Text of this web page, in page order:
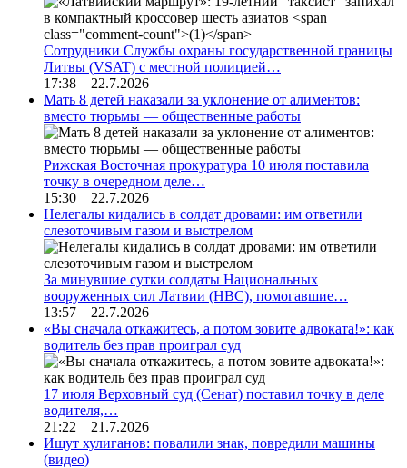
Сотрудники Службы охраны государственной границы
Литвы (VSAT) с местной полицией…
17:38 22.7.2026
Мать 8 детей наказали за уклонение от алиментов:
вместо тюрьмы — общественные работы
Рижская Восточная прокуратура 10 июля поставила
точку в очередном деле…
15:30 22.7.2026
Нелегалы кидались в солдат дровами: им ответили
слезоточивым газом и выстрелом
За минувшие сутки солдаты Национальных
вооруженных сил Латвии (НВС), помогавшие…
13:57 22.7.2026
«Вы сначала откажитесь, а потом зовите адвоката!»: как
водитель без прав проиграл суд
17 июля Верховный суд (Сенат) поставил точку в деле
водителя,…
21:22 21.7.2026
Ищут хулиганов: повалили знак, повредили машины
(видео)